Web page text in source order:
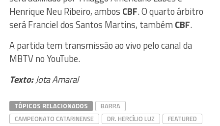
Henrique Neu Ribeiro, ambos CBF. O quarto árbitro
será Franciel dos Santos Martins, também CBF.
A partida tem transmissão ao vivo pelo canal da
MBTV no YouTube.
Texto:Jota Amaral
TÓPICOS RELACIONADOS
BARRA
CAMPEONATO CATARINENSE
DR. HERCÍLIO LUZ
FEATURED